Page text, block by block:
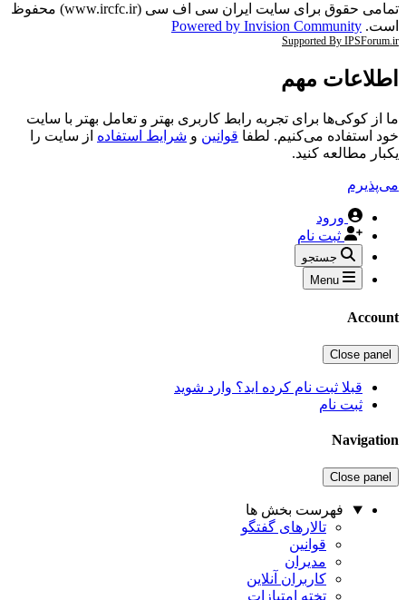
تمامی حقوق برای سایت ایران سی اف سی (www.ircfc.ir) محفوظ
Powered by Invision Community
Supported By
مهم
از کوکی‌ها برای تجربه رابط کاربری بهتر و تعامل بهتر با سایت
استفاده می‌کنیم. لطفاقوانینوشرایط استفادهاز سایت را
مطالعه کنید.
ورود
ثبت نام
جستجو
Menu
Close
قبلا ثبت نام کرده اید؟ وارد شوید
ثبت نام
Close
فهرست بخش ها
تالارهای گفتگو
قوانین
مدیران
کاربران آنلاین
تخته امتیازات